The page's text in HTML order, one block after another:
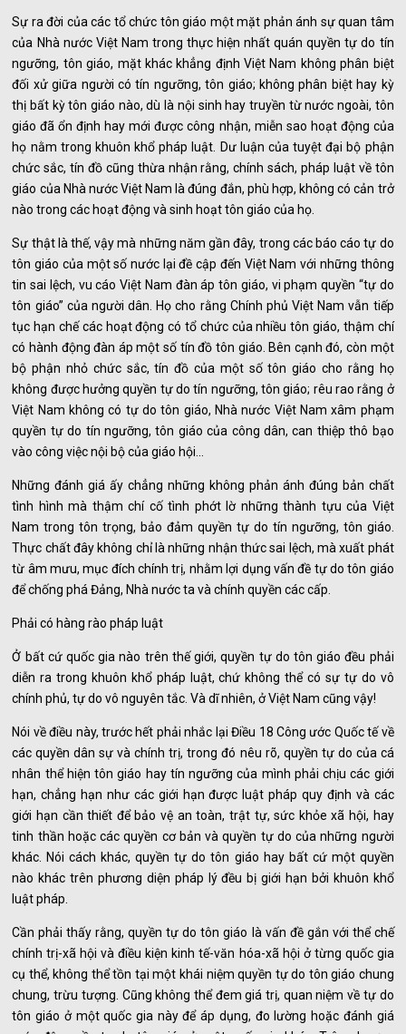
Sự ra đời của các tổ chức tôn giáo một mặt phản ánh sự quan tâm
của Nhà nước Việt Nam trong thực hiện nhất quán quyền tự do tín
ngưỡng, tôn giáo, mặt khác khẳng định Việt Nam không phân biệt
đối xử giữa người có tín ngưỡng, tôn giáo; không phân biệt hay kỳ
thị bất kỳ tôn giáo nào, dù là nội sinh hay truyền từ nước ngoài, tôn
giáo đã ổn định hay mới được công nhận, miễn sao hoạt động của
họ nằm trong khuôn khổ pháp luật. Dư luận của tuyệt đại bộ phận
chức sắc, tín đồ cũng thừa nhận rằng, chính sách, pháp luật về tôn
giáo của Nhà nước Việt Nam là đúng đắn, phù hợp, không có cản trở
nào trong các hoạt động và sinh hoạt tôn giáo của họ.
Sự thật là thế, vậy mà những năm gần đây, trong các báo cáo tự do
tôn giáo của một số nước lại đề cập đến Việt Nam với những thông
tin sai lệch, vu cáo Việt Nam đàn áp tôn giáo, vi phạm quyền “tự do
tôn giáo” của người dân. Họ cho rằng Chính phủ Việt Nam vẫn tiếp
tục hạn chế các hoạt động có tổ chức của nhiều tôn giáo, thậm chí
có hành động đàn áp một số tín đồ tôn giáo. Bên cạnh đó, còn một
bộ phận nhỏ chức sắc, tín đồ của một số tôn giáo cho rằng họ
không được hưởng quyền tự do tín ngưỡng, tôn giáo; rêu rao rằng ở
Việt Nam không có tự do tôn giáo, Nhà nước Việt Nam xâm phạm
quyền tự do tín ngưỡng, tôn giáo của công dân, can thiệp thô bạo
vào công việc nội bộ của giáo hội…
Những đánh giá ấy chẳng những không phản ánh đúng bản chất
tình hình mà thậm chí cố tình phớt lờ những thành tựu của Việt
Nam trong tôn trọng, bảo đảm quyền tự do tín ngưỡng, tôn giáo.
Thực chất đây không chỉ là những nhận thức sai lệch, mà xuất phát
từ âm mưu, mục đích chính trị, nhằm lợi dụng vấn đề tự do tôn giáo
để chống phá Đảng, Nhà nước ta và chính quyền các cấp.
Phải có hàng rào pháp luật
Ở bất cứ quốc gia nào trên thế giới, quyền tự do tôn giáo đều phải
diễn ra trong khuôn khổ pháp luật, chứ không thể có sự tự do vô
chính phủ, tự do vô nguyên tắc. Và dĩ nhiên, ở Việt Nam cũng vậy!
Nói về điều này, trước hết phải nhắc lại Điều 18 Công ước Quốc tế về
các quyền dân sự và chính trị, trong đó nêu rõ, quyền tự do của cá
nhân thể hiện tôn giáo hay tín ngưỡng của mình phải chịu các giới
hạn, chẳng hạn như các giới hạn được luật pháp quy định và các
giới hạn cần thiết để bảo vệ an toàn, trật tự, sức khỏe xã hội, hay
tinh thần hoặc các quyền cơ bản và quyền tự do của những người
khác. Nói cách khác, quyền tự do tôn giáo hay bất cứ một quyền
nào khác trên phương diện pháp lý đều bị giới hạn bởi khuôn khổ
luật pháp.
Cần phải thấy rằng, quyền tự do tôn giáo là vấn đề gắn với thể chế
chính trị-xã hội và điều kiện kinh tế-văn hóa-xã hội ở từng quốc gia
cụ thể, không thể tồn tại một khái niệm quyền tự do tôn giáo chung
chung, trừu tượng. Cũng không thể đem giá trị, quan niệm về tự do
tôn giáo ở một quốc gia này để áp dụng, đo lường hoặc đánh giá